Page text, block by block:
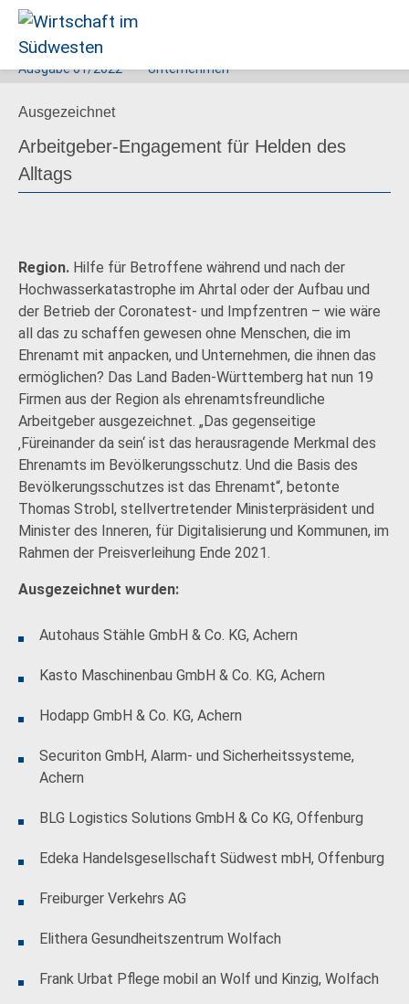
im
Südwesten
Ausgabe01/2022 Unternehmen
Ausgezeichnet
Arbeitgeber-Engagement für Helden des
Alltags
Region. Hilfe für Betroffene während und nach der
Hochwasserkatastrophe im Ahrtal oder der Aufbau und
der Betrieb der Coronatest- und Impfzentren – wie wäre
all das zu schaffen gewesen ohne Menschen, die im
Ehrenamt mit anpacken, und Unternehmen, die ihnen das
ermöglichen? Das Land Baden-Württemberg hat nun 19
Firmen aus der Region als ehrenamtsfreundliche
Arbeitgeber ausgezeichnet. „Das gegenseitige
‚Füreinander da sein‘ ist das herausragende Merkmal des
Ehrenamts im Bevölkerungsschutz. Und die Basis des
Bevölkerungsschutzes ist das Ehrenamt“, betonte
Thomas Strobl, stellvertretender Ministerpräsident und
Minister des Inneren, für Digitalisierung und Kommunen, im
Rahmen der Preisverleihung Ende 2021.
Ausgezeichnet wurden:
Autohaus Stähle GmbH & Co. KG, Achern
Kasto Maschinenbau GmbH & Co. KG, Achern
Hodapp GmbH & Co. KG, Achern
Securiton GmbH, Alarm- und Sicherheitssysteme,
Achern
BLG Logistics Solutions GmbH & Co KG, Offenburg
Edeka Handelsgesellschaft Südwest mbH, Offenburg
Freiburger Verkehrs AG
Elithera Gesundheitszentrum Wolfach
Frank Urbat Pflege mobil an Wolf und Kinzig, Wolfach